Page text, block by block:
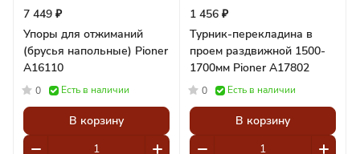
7 449 ₽
Упоры для отжиманий
(брусья напольные) Pioner
A16110
0 Есть в наличии
В корзину
1 456 ₽
Турник-перекладина в
проем раздвижной 1500-
1700мм Pioner A17802
0 Есть в наличии
В корзину